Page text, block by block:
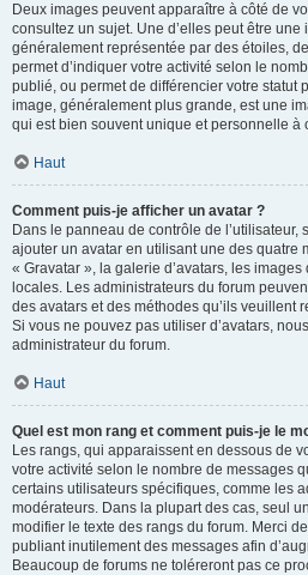
Deux images peuvent apparaître à côté de
consultez un sujet. Une d’elles peut être
généralement représentée par des étoiles,
permet d’indiquer votre activité selon le
publié, ou permet de différencier votre statut
image, généralement plus grande, est une
qui est bien souvent unique et personnelle à
Haut
Comment puis-je afficher un avatar ?
Dans le panneau de contrôle de l’utilisateur,
ajouter un avatar en utilisant une des quatre
« Gravatar », la galerie d’avatars, les
locales. Les administrateurs du forum
des avatars et des méthodes qu’ils veuillent
Si vous ne pouvez pas utiliser d’avatars,
administrateur du forum.
Haut
Quel est mon rang et comment puis-je le
Les rangs, qui apparaissent en dessous de
votre activité selon le nombre de messages
certains utilisateurs spécifiques, comme les
modérateurs. Dans la plupart des cas, seul
modifier le texte des rangs du forum. Merci
publiant inutilement des messages afin
Beaucoup de forums ne toléreront pas ce